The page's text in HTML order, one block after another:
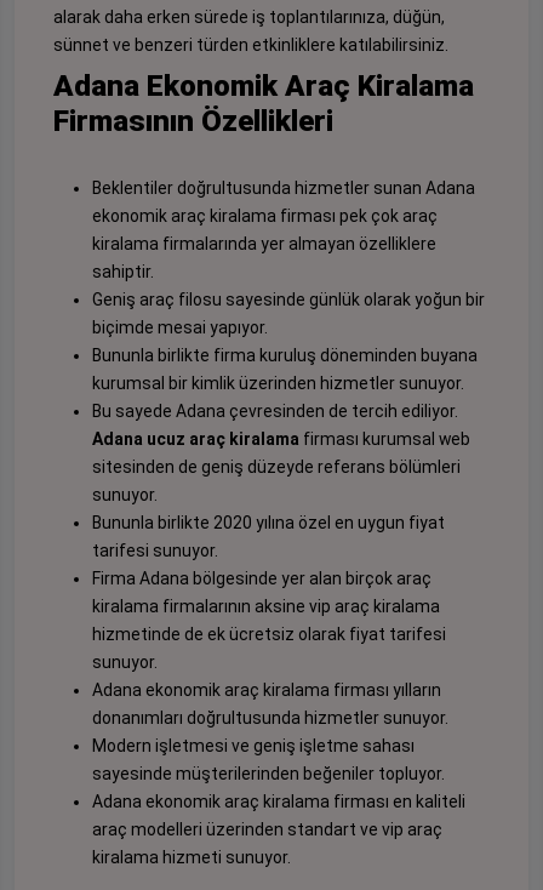
alarak daha erken sürede iş toplantılarınıza, düğün,
sünnet ve benzeri türden etkinliklere katılabilirsiniz.
Adana Ekonomik Araç Kiralama
Firmasının Özellikleri
Beklentiler doğrultusunda hizmetler sunan Adana
ekonomik araç kiralama firması pek çok araç
kiralama firmalarında yer almayan özelliklere
sahiptir.
Geniş araç filosu sayesinde günlük olarak yoğun bir
biçimde mesai yapıyor.
Bununla birlikte firma kuruluş döneminden buyana
kurumsal bir kimlik üzerinden hizmetler sunuyor.
Bu sayede Adana çevresinden de tercih ediliyor.
Adana ucuz araç kiralama firması kurumsal web
sitesinden de geniş düzeyde referans bölümleri
sunuyor.
Bununla birlikte 2020 yılına özel en uygun fiyat
tarifesi sunuyor.
Firma Adana bölgesinde yer alan birçok araç
kiralama firmalarının aksine vip araç kiralama
hizmetinde de ek ücretsiz olarak fiyat tarifesi
sunuyor.
Adana ekonomik araç kiralama firması yılların
donanımları doğrultusunda hizmetler sunuyor.
Modern işletmesi ve geniş işletme sahası
sayesinde müşterilerinden beğeniler topluyor.
Adana ekonomik araç kiralama firması en kaliteli
araç modelleri üzerinden standart ve vip araç
kiralama hizmeti sunuyor.